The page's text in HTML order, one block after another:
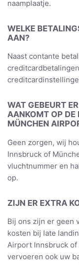
naamplaatje.
WELKE
AAN?
Naast contante
WAT GEBEURT
AANKOMT OP DE
MÜNCHEN
Geen zorgen, wij
Innsbruck of
vluchtnummer en
op.
ZIJN ER EXTRA
Bij ons zijn er geen
kosten bij late
Airport Innsbruck of
vervoeren ook uw